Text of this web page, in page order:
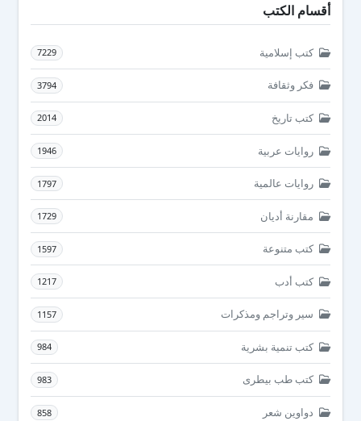
أقسام الكتب
كتب إسلامية 7229
فكر وثقافة 3794
كتب تاريخ 2014
روايات عربية 1946
روايات عالمية 1797
مقارنة أديان 1729
كتب متنوعة 1597
كتب أدب 1217
سير وتراجم ومذكرات 1157
كتب تنمية بشرية 984
كتب طب بيطرى 983
دواوين شعر 858